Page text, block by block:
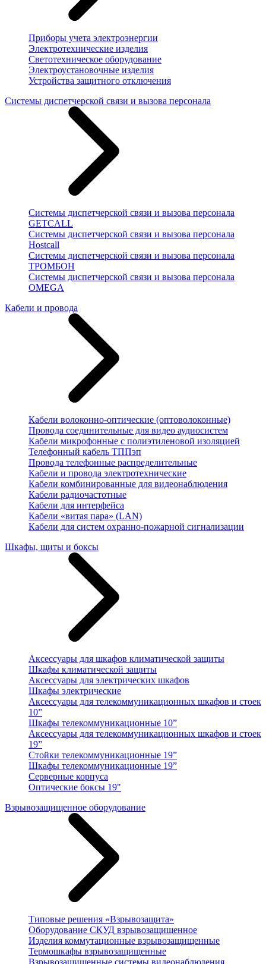
Приборы учета электроэнергии
Электротехнические изделия
Светотехническое оборудование
Электроустановочные изделия
Устройства защитного отключения
Системы диспетчерской связи и вызова персонала
Системы диспетчерской связи и вызова персонала
GETCALL
Системы диспетчерской связи и вызова персонала
Hostcall
Системы диспетчерской связи и вызова персонала
ТРОМБОН
Системы диспетчерской связи и вызова персонала
OMEGA
Кабели и провода
Кабели волоконно-оптические (оптоволоконные)
Провода соединительные для видео аудиосистем
Кабели микрофонные с полиэтиленовой изоляцией
Телефонный кабель ТППэп
Провода телефонные распределительные
Кабели и провода электротехнические
Кабели комбинированные для видеонаблюдения
Кабели радиочастотные
Кабели для интерфейса
Кабели «витая пара» (LAN)
Кабели для систем охранно-пожарной сигнализации
Шкафы, щиты и боксы
Аксессуары для шкафов климатической защиты
Шкафы климатической защиты
Аксессуары для электрических шкафов
Шкафы электрические
Аксессуары для телекоммуникационных шкафов и стоек
10”
Шкафы телекоммуникационные 10”
Аксессуары для телекоммуникационных шкафов и стоек
19”
Стойки телекоммуникационные 19”
Шкафы телекоммуникационные 19”
Серверные корпуса
Оптические боксы 19"
Взрывозащищенное оборудование
Типовые решения «Взрывозащита»
Оборудование СКУД взрывозащищенное
Изделия коммутационные взрывозащищенные
Термошкафы взрывозащищенные
Взрывозащищенные системы видеонаблюдения